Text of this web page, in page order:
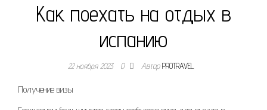
Как поехать на отдых в
испанию
22 ноября 2023 0 АвторPROTRAVEL
Получение визы